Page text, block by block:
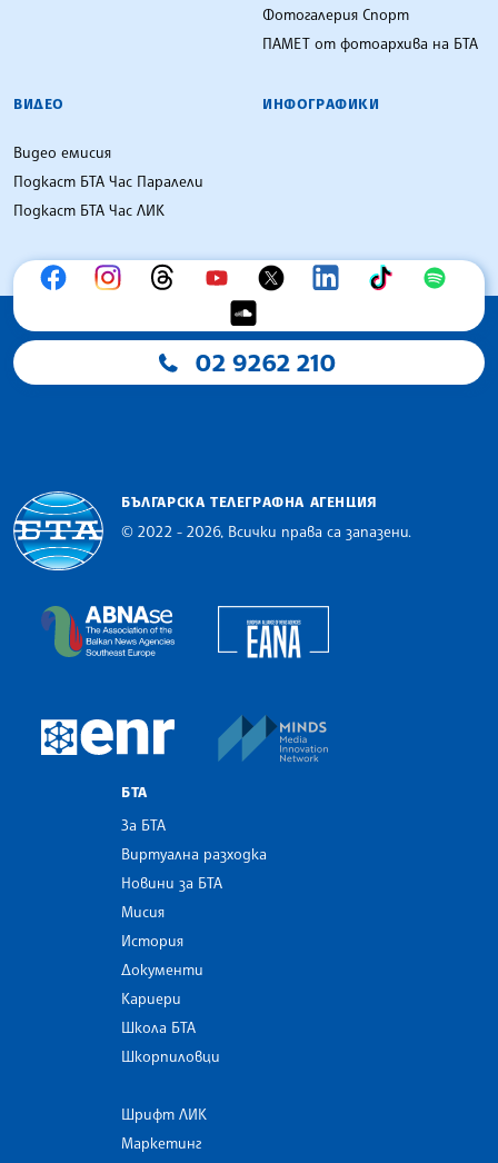
Фотогалерия Спорт
ПАМЕТ от фотоархива на БТА
ВИДЕО
Видео емисия
Подкаст БТА Час Паралели
Подкаст БТА Час ЛИК
ИНФОГРАФИКИ
02 9262 210
БЪЛГАРСКА ТЕЛЕГРАФНА АГЕНЦИЯ
© 2022 - 2026, Всички права са запазени.
The Assocoation of the Balkan News Agencies
European Newsroom
БТА
За БТА
Виртуална разходка
Новини за БТА
Мисия
История
Документи
Кариери
Школа БТА
Шкорпиловци
Шрифт ЛИК
Маркетинг